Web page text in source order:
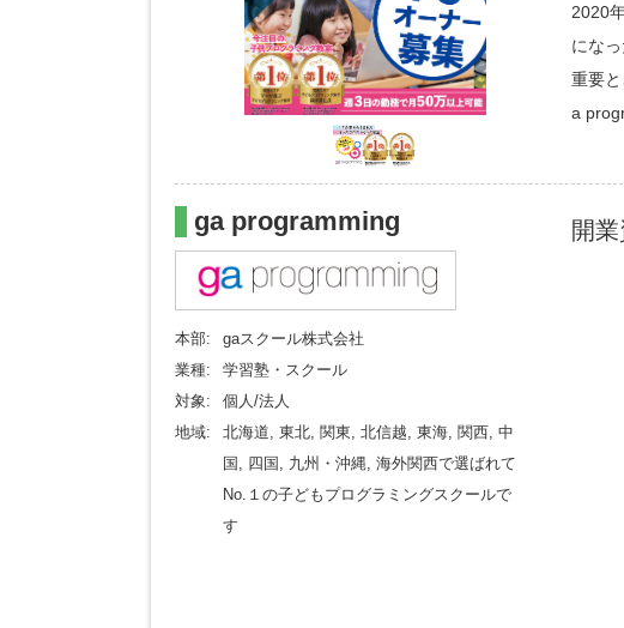
2020
にな
重要
a
ga programming
本部:
gaスクール株式会社
業種:
学習塾・スクール
対象:
個人/法人
地域:
北海道, 東北, 関東, 北信越, 東海, 関西, 中
国, 四国, 九州・沖縄, 海外関西で選ばれて
No.１の子どもプログラミングスクールで
す
開